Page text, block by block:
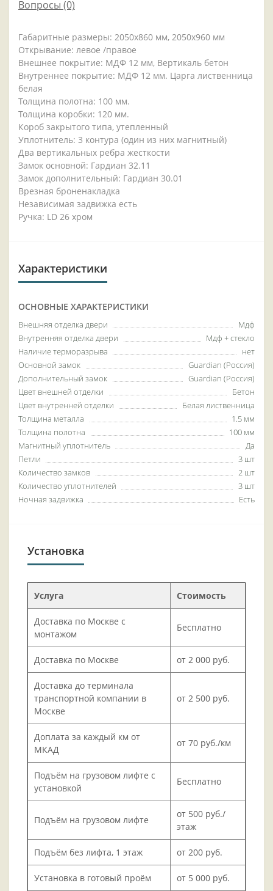
Вопросы (0)
Габаритные размеры: 2050x860 мм, 2050x960 мм
Открывание: левое /правое
Внешнее покрытие: МДФ 12 мм, Вертикаль бетон
Внутреннее покрытие: МДФ 12 мм. Царга лиственница
белая
Толщина полотна: 100 мм.
Толщина коробки: 120 мм.
Короб закрытого типа, утепленный
Уплотнитель: 3 контура (один из них магнитный)
Два вертикальных ребра жесткости
Замок основной: Гардиан 32.11
Замок дополнительный: Гардиан 30.01
Врезная броненакладка
Независимая задвижка есть
Ручка: LD 26 хром
Характеристики
ОСНОВНЫЕ ХАРАКТЕРИСТИКИ
Внешняя отделка двери
Мдф
Внутренняя отделка двери
Мдф + стекло
Наличие терморазрыва
нет
Основной замок
Guardian (Россия)
Дополнительный замок
Guardian (Россия)
Цвет внешней отделки
Бетон
Цвет внутренней отделки
Белая лиственница
Толщина металла
1.5 мм
Толщина полотна
100 мм
Магнитный уплотнитель
Да
Петли
3 шт
Количество замков
2 шт
Количество уплотнителей
3 шт
Ночная задвижка
Есть
Установка
Услуга Стоимость
Доставка по Москве с
монтажом
Бесплатно
Доставка по Москве от 2 000 руб.
Доставка до терминала
транспортной компании в
Москве
от 2 500 руб.
Доплата за каждый км от
МКАД
от 70 руб./км
Подъём на грузовом лифте с
установкой
Бесплатно
Подъём на грузовом лифте
от 500 руб./
этаж
Подъём без лифта, 1 этаж от 200 руб.
Установка в готовый проём от 5 000 руб.